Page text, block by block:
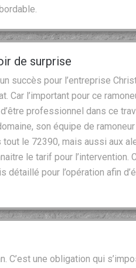
de surprise
succès pour l’entreprise
Car l’important pour ce
professionnel dans ce
son équipe de
le 72390, mais aussi aux
le tarif pour l’intervention.
détaillé pour l’opération afin
C’est une obligation qui